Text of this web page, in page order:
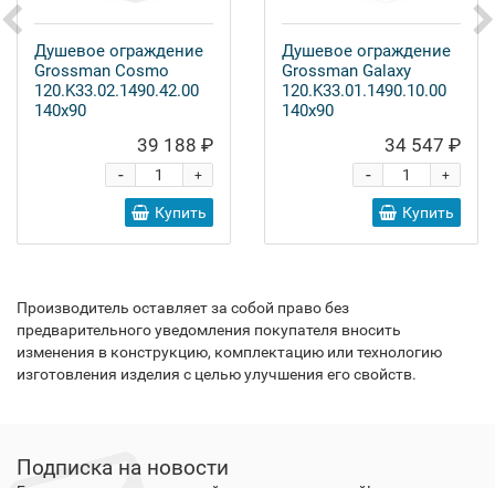
Душевое ограждение
Grossman Cosmo
120.K33.02.1490.42.00
140x90
39 188 ₽
+
-
Купить
Душевое ограждение
Grossman Galaxy
120.K33.01.1490.10.00
140x90
34 547 ₽
+
-
Купить
Производитель оставляет за собой право без
предварительного уведомления покупателя вносить
изменения в конструкцию, комплектацию или технологию
изготовления изделия с целью улучшения его свойств.
Подписка на новости